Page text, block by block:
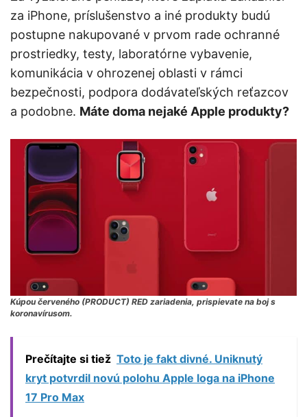
za iPhone, príslušenstvo a iné produkty budú
postupne nakupované v prvom rade ochranné
prostriedky, testy, laboratórne vybavenie,
komunikácia v ohrozenej oblasti v rámci
bezpečnosti, podpora dodávateľských reťazcov
a podobne. Máte doma nejaké Apple produkty?
Kúpou červeného (PRODUCT) RED zariadenia, prispievate na boj s
koronavírusom.
Prečítajte si tiež Toto je fakt divné. Uniknutý
kryt potvrdil novú polohu Apple loga na iPhone
17 Pro Max